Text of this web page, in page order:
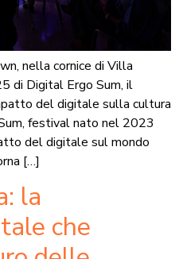
nella cornice di Villa
di Digital Ergo Sum, il
del digitale sulla cultura
festival nato nel 2023
del digitale sul mondo
[…]
la
che